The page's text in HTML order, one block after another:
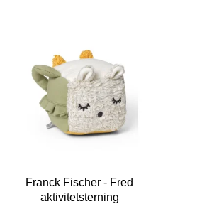
Franck Fischer - Fred
aktivitetsterning